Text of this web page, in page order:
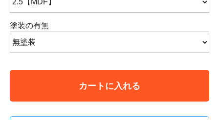
塗装の有無
カートに入れる